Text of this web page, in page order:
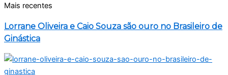
Mais recentes
Lorrane Oliveira e Caio Souza são ouro no Brasileiro de
Ginástica